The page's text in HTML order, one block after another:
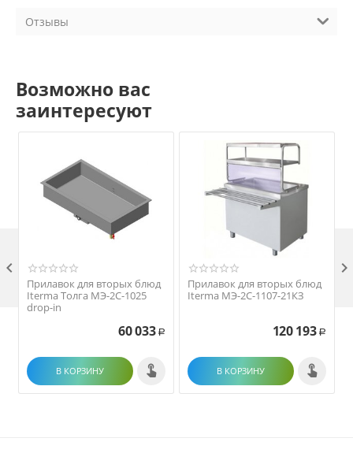
Отзывы
Возможно вас
заинтересуют
Прилавок для вторых блюд
Iterma Толга МЭ-2С-1025
drop-in
60 033 Р
В КОРЗИНУ
Прилавок для вторых блюд
Iterma МЭ-2С-1107-21КЗ
120 193 Р
В КОРЗИНУ
 